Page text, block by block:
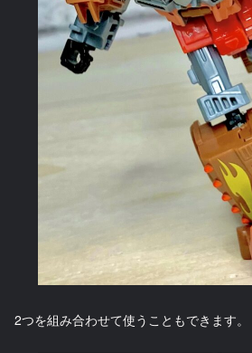
2つを組み合わせて使うこともできます。